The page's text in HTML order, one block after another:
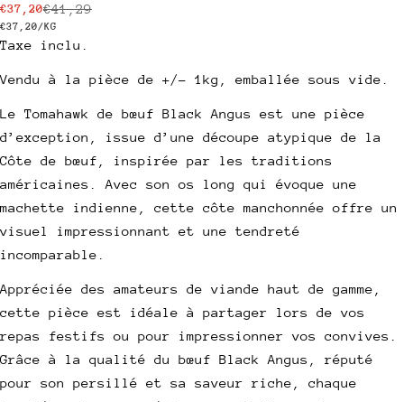
Prix
de
€37,20
Prix
habituel
€41,29
PRIX
UNITAIRE
€37,20/PAR
KG
Taxe inclu.
Vendu à la pièce de +/- 1kg, emballée sous vide.
Le Tomahawk de bœuf Black Angus est une pièce
d’exception, issue d’une découpe atypique de la
Côte de bœuf, inspirée par les traditions
américaines. Avec son os long qui évoque une
machette indienne, cette côte manchonnée offre un
visuel impressionnant et une tendreté
incomparable.
Appréciée des amateurs de viande haut de gamme,
cette pièce est idéale à partager lors de vos
repas festifs ou pour impressionner vos convives.
Grâce à la qualité du bœuf Black Angus, réputé
pour son persillé et sa saveur riche, chaque
Partager ce produit
Partager
sur
Facebook
Partager
sur
X
Épingler
sur
Pinterest
Votre
Votre
email
Votre
téléphone